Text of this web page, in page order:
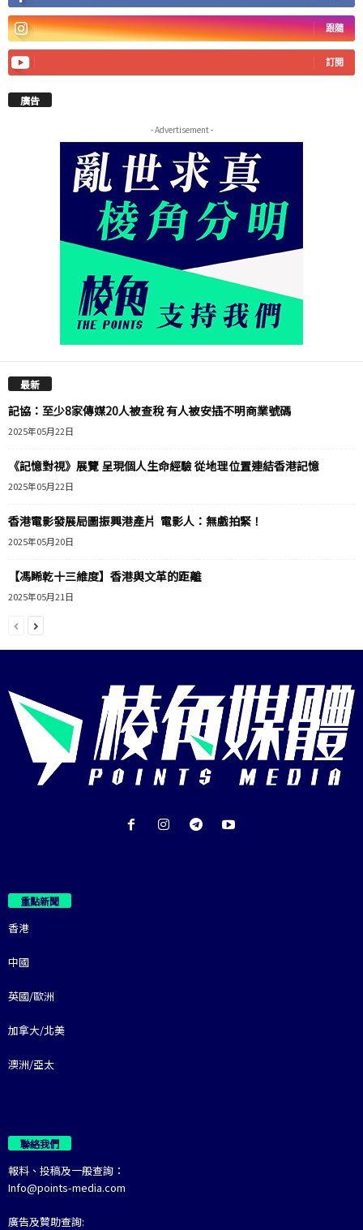
跟隨
訂閱
廣告
- Advertisement -
最新
記協：至少8家傳媒20人被查稅 有人被安插不明商業號碼
2025年05月22日
《記憶對視》展覽 呈現個人生命經驗 從地理位置連結香港記憶
2025年05月22日
香港電影發展局圖振興港產片 電影人：無戲拍緊！
2025年05月20日
【馮睎乾十三維度】香港與文革的距離
2025年05月21日
重點新聞
香港
中國
英國/歐洲
加拿大/北美
澳洲/亞太
聯絡我們
報料、投稿及一般查詢：
Info@points-media.com
廣告及贊助查詢: